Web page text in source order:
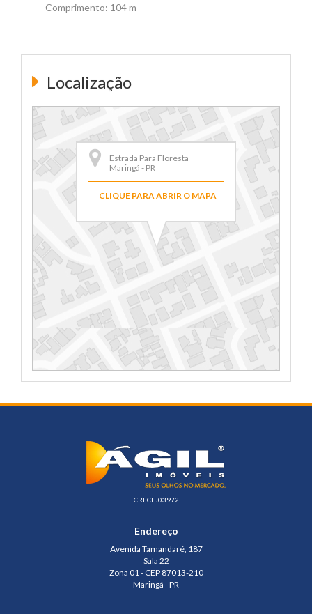
Comprimento: 104 m
Localização
Estrada Para Floresta
Maringá - PR
CLIQUE PARA ABRIR O MAPA
CRECI J03972
Endereço
Avenida Tamandaré, 187
Sala 22
Zona 01 - CEP 87013-210
Maringá - PR